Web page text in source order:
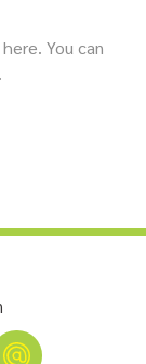
You can